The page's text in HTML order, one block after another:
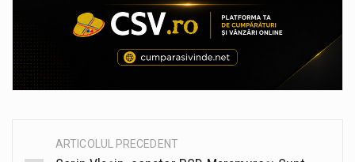
PostARTICOLUL PRECEDENT